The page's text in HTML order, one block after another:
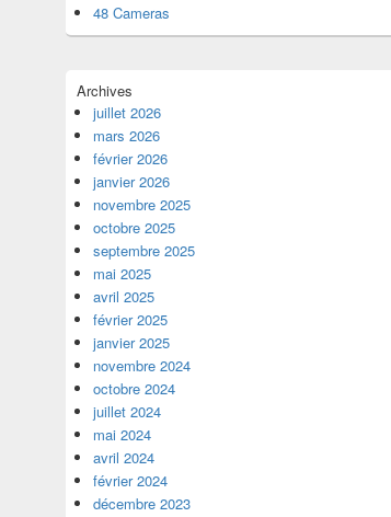
48 Cameras
Archives
juillet 2026
mars 2026
février 2026
janvier 2026
novembre 2025
octobre 2025
septembre 2025
mai 2025
avril 2025
février 2025
janvier 2025
novembre 2024
octobre 2024
juillet 2024
mai 2024
avril 2024
février 2024
décembre 2023